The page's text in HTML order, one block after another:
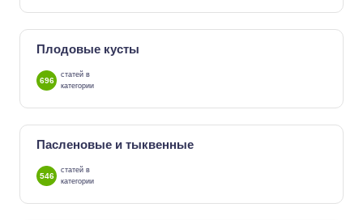
Плодовые кусты
696
статей в
категории
Пасленовые и тыквенные
546
статей в
категории